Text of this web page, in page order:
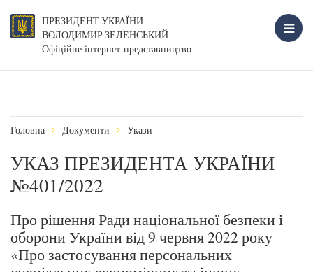
ПРЕЗИДЕНТ УКРАЇНИ
ВОЛОДИМИР ЗЕЛЕНСЬКИЙ
Офіційне інтернет-представництво
Головна Документи Укази
УКАЗ ПРЕЗИДЕНТА УКРАЇНИ
№401/2022
Про рішення Ради національної безпеки і
оборони України від 9 червня 2022 року
«Про застосування персональних